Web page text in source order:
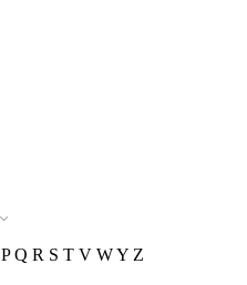
P Q R S T V WY Z